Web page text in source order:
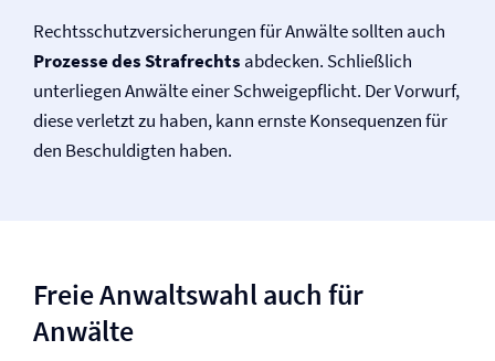
Rechtsschutz­versicherungen für Anwälte sollten auch
Prozesse des Strafrechts abdecken. Schließlich
unterliegen Anwälte einer Schweigepflicht. Der Vorwurf,
diese verletzt zu haben, kann ernste Konsequenzen für
den Beschuldigten haben.
Freie Anwaltswahl auch für
Anwälte